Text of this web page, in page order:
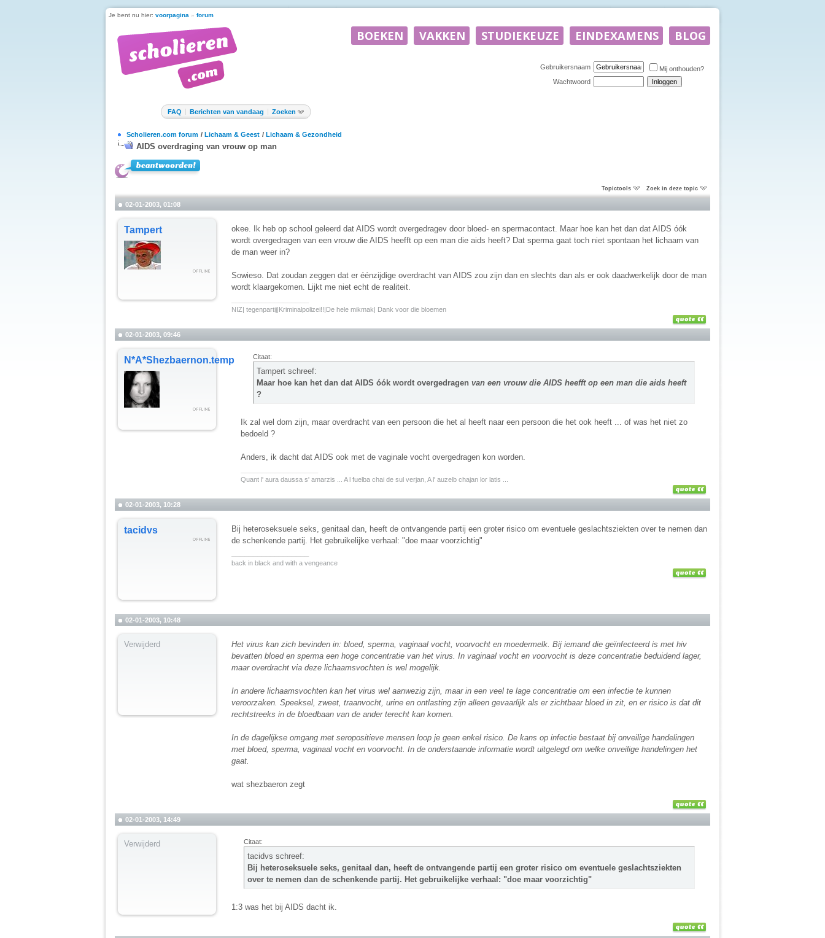
Je bent nu hier: voorpagina » forum
Gebruikersnaam
Mij onthouden?
Wachtwoord
FAQ Berichten van vandaag Zoeken
Scholieren.com forum / Lichaam & Geest / Lichaam & Gezondheid
AIDS overdraging van vrouw op man
Topictools Zoek in deze topic
02-01-2003, 01:08
Tampert
okee. Ik heb op school geleerd dat AIDS wordt overgedragev door bloed- en spermacontact. Maar hoe kan het dan dat AIDS óók
wordt overgedragen van een vrouw die AIDS heefft op een man die aids heeft? Dat sperma gaat toch niet spontaan het lichaam van
de man weer in?
Sowieso. Dat zoudan zeggen dat er éénzijdige overdracht van AIDS zou zijn dan en slechts dan als er ook daadwerkelijk door de man
wordt klaargekomen. Lijkt me niet echt de realiteit.
NIZ| tegenpartij|Kriminalpolizei!!|De hele mikmak| Dank voor die bloemen
02-01-2003, 09:46
N*A*Shezbaernon.temp Citaat:
Tampert schreef:
Maar hoe kan het dan dat AIDS óók wordt overgedragen van een vrouw die AIDS heefft op een man die aids heeft
?
Ik zal wel dom zijn, maar overdracht van een persoon die het al heeft naar een persoon die het ook heeft ... of was het niet zo
bedoeld ?
Anders, ik dacht dat AIDS ook met de vaginale vocht overgedragen kon worden.
Quant l' aura daussa s' amarzis ... A l fuelba chai de sul verjan, A l' auzelb chajan lor latis ...
02-01-2003, 10:28
tacidvs
Bij heteroseksuele seks, genitaal dan, heeft de ontvangende partij een groter risico om eventuele geslachtsziekten over te nemen dan
de schenkende partij. Het gebruikelijke verhaal: "doe maar voorzichtig"
back in black and with a vengeance
02-01-2003, 10:48
Verwijderd
Het virus kan zich bevinden in: bloed, sperma, vaginaal vocht, voorvocht en moedermelk. Bij iemand die geïnfecteerd is met hiv
bevatten bloed en sperma een hoge concentratie van het virus. In vaginaal vocht en voorvocht is deze concentratie beduidend lager,
maar overdracht via deze lichaamsvochten is wel mogelijk.
In andere lichaamsvochten kan het virus wel aanwezig zijn, maar in een veel te lage concentratie om een infectie te kunnen
veroorzaken. Speeksel, zweet, traanvocht, urine en ontlasting zijn alleen gevaarlijk als er zichtbaar bloed in zit, en er risico is dat dit
rechtstreeks in de bloedbaan van de ander terecht kan komen.
In de dagelijkse omgang met seropositieve mensen loop je geen enkel risico. De kans op infectie bestaat bij onveilige handelingen
met bloed, sperma, vaginaal vocht en voorvocht. In de onderstaande informatie wordt uitgelegd om welke onveilige handelingen het
gaat.
wat shezbaeron zegt
02-01-2003, 14:49
Verwijderd Citaat:
tacidvs schreef:
Bij heteroseksuele seks, genitaal dan, heeft de ontvangende partij een groter risico om eventuele geslachtsziekten
over te nemen dan de schenkende partij. Het gebruikelijke verhaal: "doe maar voorzichtig"
1:3 was het bij AIDS dacht ik.